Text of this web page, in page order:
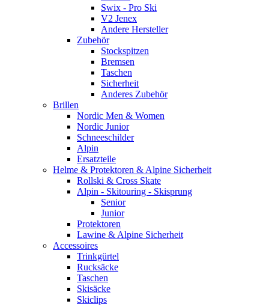
Swix - Pro Ski
V2 Jenex
Andere Hersteller
Zubehör
Stockspitzen
Bremsen
Taschen
Sicherheit
Anderes Zubehör
Brillen
Nordic Men & Women
Nordic Junior
Schneeschilder
Alpin
Ersatzteile
Helme & Protektoren & Alpine Sicherheit
Rollski & Cross Skate
Alpin - Skitouring - Skisprung
Senior
Junior
Protektoren
Lawine & Alpine Sicherheit
Accessoires
Trinkgürtel
Rucksäcke
Taschen
Skisäcke
Skiclips